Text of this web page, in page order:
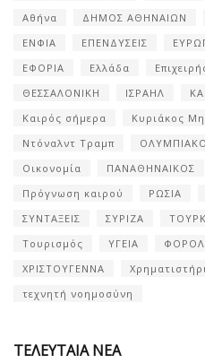
Αθήνα
ΔΗΜΟΣ ΑΘΗΝΑΙΩΝ
ΕΝΦΙΑ
ΕΠΕΝΔΥΣΕΙΣ
ΕΦΟΡΙΑ
Ελλάδα
ΘΕΣΣΑΛΟΝΙΚΗ
ΙΣΡΑΗΛ
Καιρός σήμερα
Κυριάκος
Ντόναλντ Τραμπ
Οικονομία
ΠΑΝΑΘΗΝΑΙΚΟΣ
Πρόγνωση καιρού
ΡΩΣΙΑ
ΣΥΝΤΑΞΕΙΣ
ΣΥΡΙΖΑ
Τουρισμός
ΥΓΕΙΑ
ΧΡΙΣΤΟΥΓΕΝΝΑ
τεχνητή νοημοσύνη
ΤΕΛΕΥΤΑΙΑ ΝΕΑ